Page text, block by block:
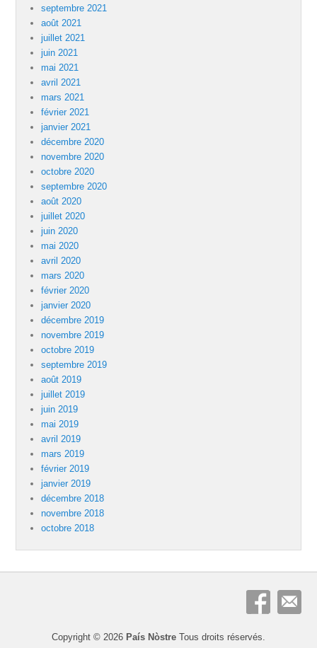
septembre 2021
août 2021
juillet 2021
juin 2021
mai 2021
avril 2021
mars 2021
février 2021
janvier 2021
décembre 2020
novembre 2020
octobre 2020
septembre 2020
août 2020
juillet 2020
juin 2020
mai 2020
avril 2020
mars 2020
février 2020
janvier 2020
décembre 2019
novembre 2019
octobre 2019
septembre 2019
août 2019
juillet 2019
juin 2019
mai 2019
avril 2019
mars 2019
février 2019
janvier 2019
décembre 2018
novembre 2018
octobre 2018
Copyright © 2026 País Nòstre Tous droits réservés.